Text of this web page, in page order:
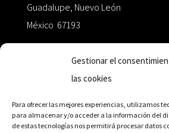
Gestionar el
las cookies
Para ofrecer las mejores experiencias, utilizamos
para almacenar y/o acceder a la información del
de estas tecnologías nos permitirá procesar datos
Guadalupe, Nuevo León
México 67193
+52 811.499.5638
RED DE DISTRIBUCIÓN